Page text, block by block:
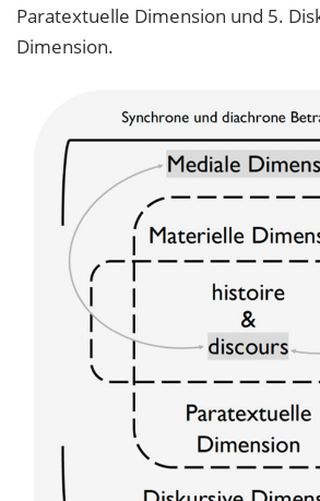
Paratextuelle Dimension und 5.
Dimension.